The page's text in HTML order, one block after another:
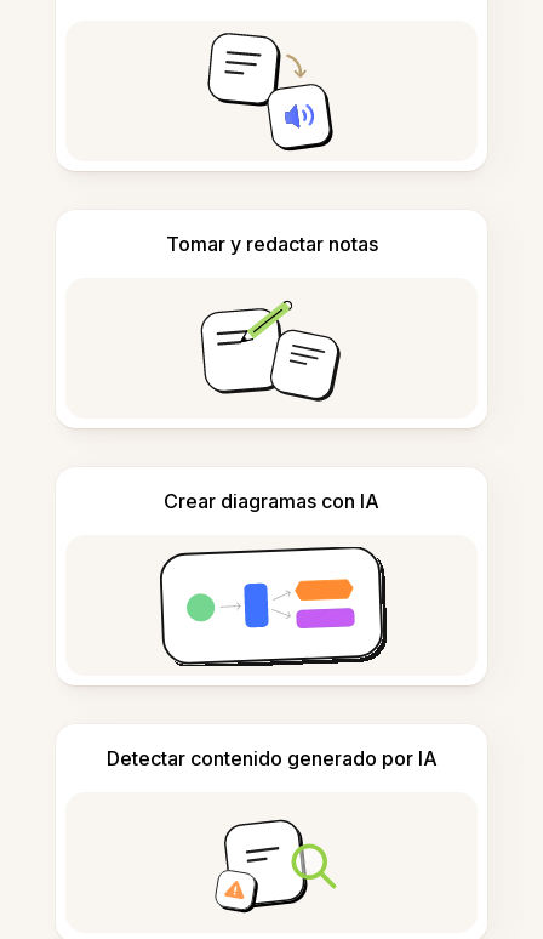
Tomar y redactar notas
Crear diagramas con IA
Detectar contenido generado por IA